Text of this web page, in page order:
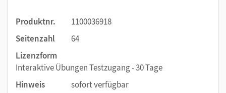
Überall zuverlässig verfügbar:
einfach nutzbar auf der Lehr- und Lernplattform
lernen.cornelsen.de oder – sehr praktisch für Kinder –
in der Cornelsen Lernen App.
Produktnr.
1100036918
Seitenzahl
64
Lizenzform
Interaktive Übungen Testzugang - 30 Tage
Hinweis
sofort verfügbar